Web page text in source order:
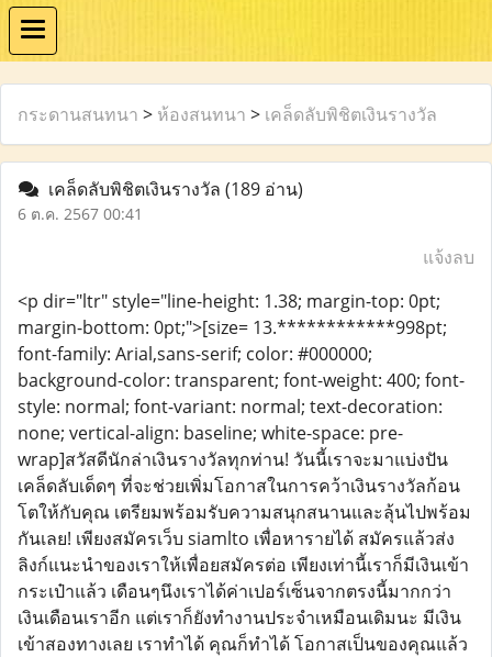
กระดานสนทนา > ห้องสนทนา > เคล็ดลับพิชิตเงินรางวัล
เคล็ดลับพิชิตเงินรางวัล (189 อ่าน)
6 ต.ค. 2567 00:41
แจ้งลบ
<p dir="ltr" style="line-height: 1.38; margin-top: 0pt;
margin-bottom: 0pt;">[size= 13.************998pt;
font-family: Arial,sans-serif; color: #000000;
background-color: transparent; font-weight: 400; font-
style: normal; font-variant: normal; text-decoration:
none; vertical-align: baseline; white-space: pre-
wrap]สวัสดีนักล่าเงินรางวัลทุกท่าน! วันนี้เราจะมาแบ่งปัน
เคล็ดลับเด็ดๆ ที่จะช่วยเพิ่มโอกาสในการคว้าเงินรางวัลก้อน
โตให้กับคุณ เตรียมพร้อมรับความสนุกสนานและลุ้นไปพร้อม
กันเลย! เพียงสมัครเว็บ siamlto เพื่อหารายได้ สมัครแล้วส่ง
ลิงก์แนะนำของเราให้เพื่อยสมัครต่อ เพียงเท่านี้เราก็มีเงินเข้า
กระเป๋าแล้ว เดือนๆนึงเราได้ค่าเปอร์เซ็นจากตรงนี้มากกว่า
เงินเดือนเราอีก แต่เราก็ยังทำงานประจำเหมือนเดิมนะ มีเงิน
เข้าสองทางเลย เราทำได้ คุณก็ทำได้ โอกาสเป็นของคุณแล้ว